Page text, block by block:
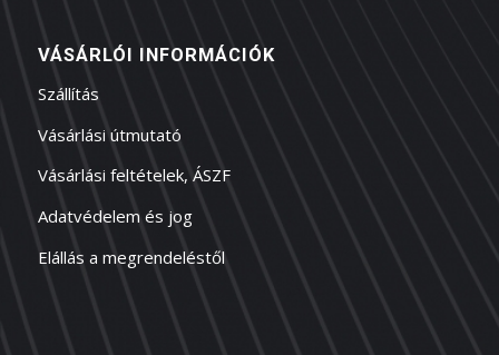
VÁSÁRLÓI INFORMÁCIÓK
Szállítás
Vásárlási útmutató
Vásárlási feltételek, ÁSZF
Adatvédelem és jog
Elállás a megrendeléstől